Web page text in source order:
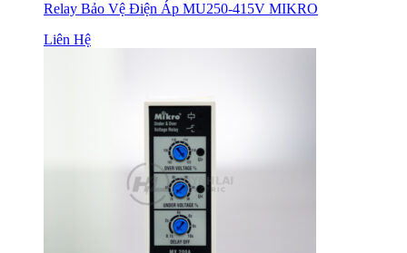
Relay Bảo Vệ Điện Áp MU250-415V MIKRO
Liên Hệ